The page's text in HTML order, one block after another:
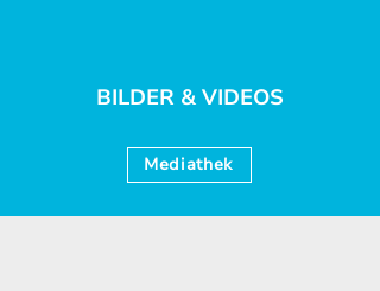
BILDER & VIDEOS
Mediathek